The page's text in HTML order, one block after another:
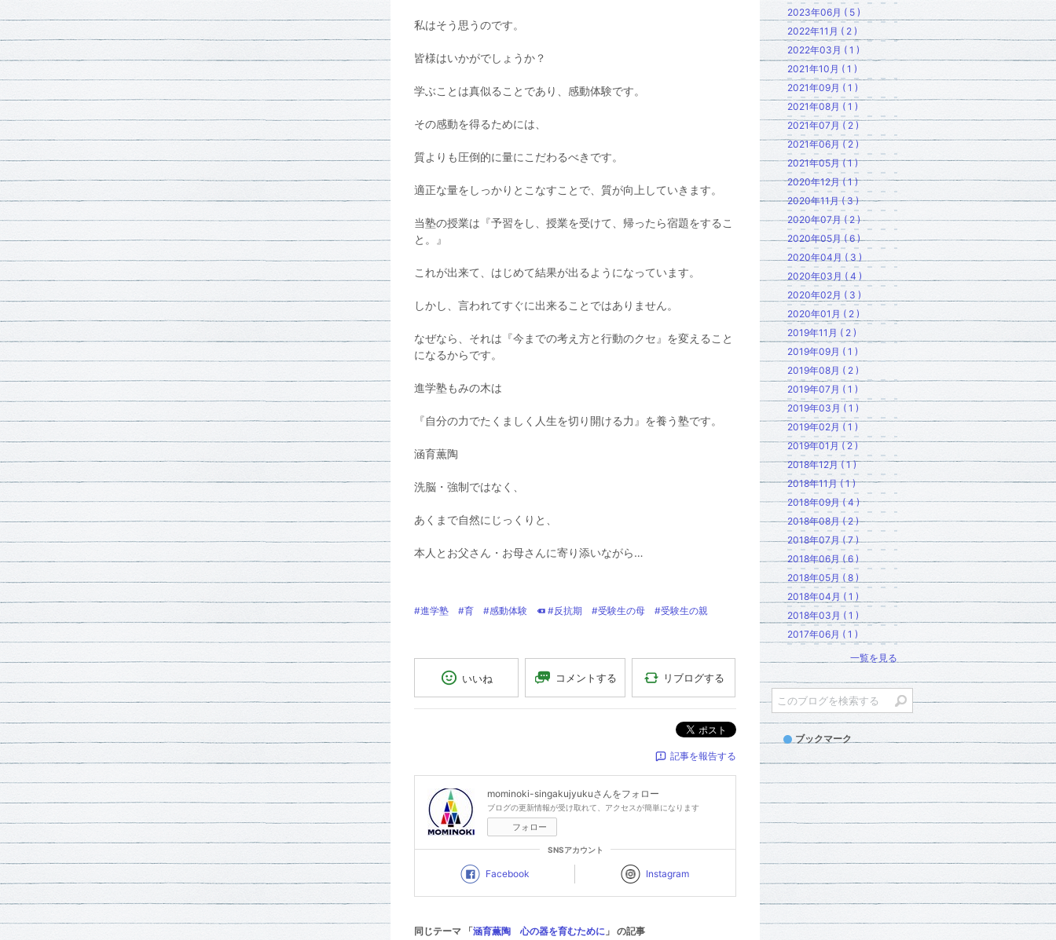
私はそう思うのです。
皆様はいかがでしょうか？
学ぶことは真似ることであり、感動体験です。
その感動を得るためには、
質よりも圧倒的に量にこだわるべきです。
適正な量をしっかりとこなすことで、質が向上していきます。
当塾の授業は『予習をし、授業を受けて、帰ったら宿題をするこ
と。』
これが出来て、はじめて結果が出るようになっています。
しかし、言われてすぐに出来ることではありません。
なぜなら、それは『今までの考え方と行動のクセ』を変えること
になるからです。
進学塾もみの木は
『自分の力でたくましく人生を切り開ける力』を養う塾です。
涵育薫陶
洗脳・強制ではなく、
あくまで自然にじっくりと、
本人とお父さん・お母さんに寄り添いながら…
#進学塾 #育 #感動体験 #反抗期 #受験生の母 #受験生の親
いいね コメントする リブログする
ポスト
記事を報告する
mominoki-singakujyukuさんをフォロー
ブログの更新情報が受け取れて、アクセスが簡単になります
フォロー
SNSアカウント
Facebook Instagram
同じテーマ 「涵育薫陶 心の器を育むために 」 の記事
2023年06月 ( 5 )
2022年11月 ( 2 )
2022年03月 ( 1 )
2021年10月 ( 1 )
2021年09月 ( 1 )
2021年08月 ( 1 )
2021年07月 ( 2 )
2021年06月 ( 2 )
2021年05月 ( 1 )
2020年12月 ( 1 )
2020年11月 ( 3 )
2020年07月 ( 2 )
2020年05月 ( 6 )
2020年04月 ( 3 )
2020年03月 ( 4 )
2020年02月 ( 3 )
2020年01月 ( 2 )
2019年11月 ( 2 )
2019年09月 ( 1 )
2019年08月 ( 2 )
2019年07月 ( 1 )
2019年03月 ( 1 )
2019年02月 ( 1 )
2019年01月 ( 2 )
2018年12月 ( 1 )
2018年11月 ( 1 )
2018年09月 ( 4 )
2018年08月 ( 2 )
2018年07月 ( 7 )
2018年06月 ( 6 )
2018年05月 ( 8 )
2018年04月 ( 1 )
2018年03月 ( 1 )
2017年06月 ( 1 )
一覧を見る
ブックマーク